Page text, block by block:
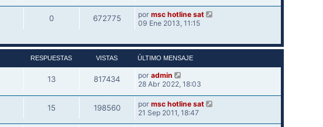
0 672775 por msc hotline sat
09 Ene 2013, 11:15
RESPUESTAS VISTAS ÚLTIMO MENSAJE
13 817434 por admin
28 Abr 2022, 18:03
15 198560 por msc hotline sat
21 Sep 2011, 18:47